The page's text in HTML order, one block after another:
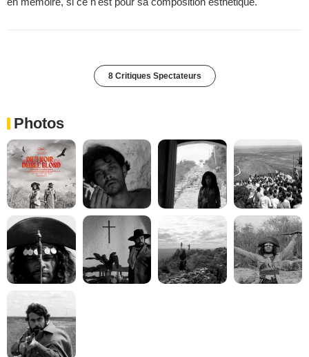
8 Critiques Spectateurs
Photos